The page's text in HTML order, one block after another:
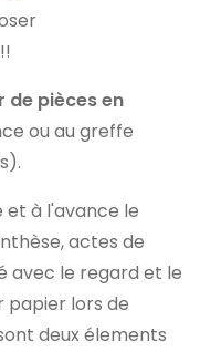
de piècesen
ou au greffe
et à l'avance le
actes de
avec le regard et le
papier lors de
deux élements